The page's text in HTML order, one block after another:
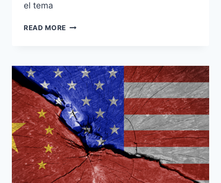
el tema
READ MORE